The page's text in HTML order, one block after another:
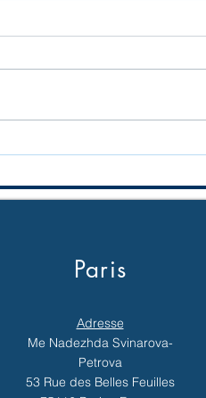
fiscal
Paris
Adresse
Me Nadezhda Svinarova-
Petrova
53 Rue des Belles Feuilles